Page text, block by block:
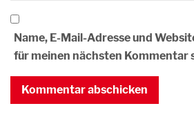
Name, E-Mail-Adresse und
für meinen nächsten Kommentar